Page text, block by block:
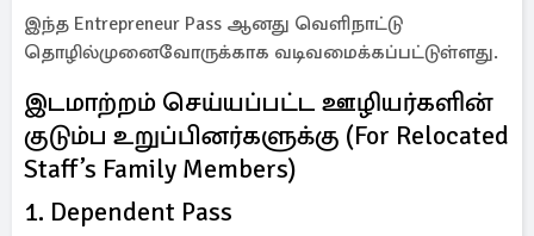
இந்த Entrepreneur Pass ஆனது வெளிநாட்டு
தொழில்முனைவோருக்காக வடிவமைக்கப்பட்டுள்ளது.
இடமாற்றம் செய்யப்பட்ட ஊழியர்களின்
குடும்ப உறுப்பினர்களுக்கு (For Relocated
Staff’s Family Members)
1. Dependent Pass